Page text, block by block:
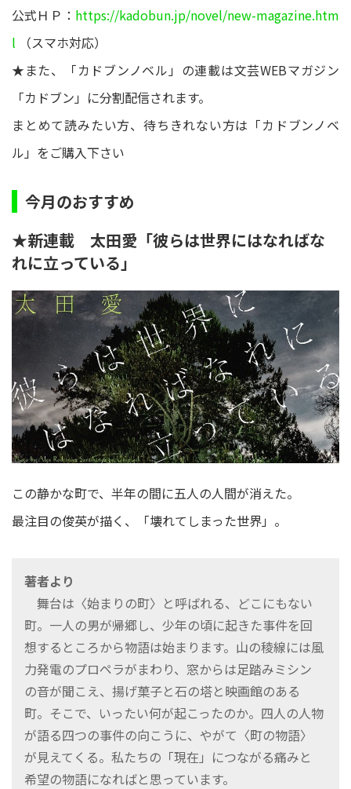
公式ＨＰ： https://kadobun.jp/novel/new-magazine.htm
l
（スマホ対応）
★また、「カドブンノベル」の連載は文芸WEBマガジン
「カドブン」に分割配信されます。
まとめて読みたい方、待ちきれない方は「カドブンノベ
ル」をご購入下さい
今月のおすすめ
★新連載 太田愛「彼らは世界にはなればな
れに立っている」
この静かな町で、半年の間に五人の人間が消えた。
最注目の俊英が描く、「壊れてしまった世界」。
著者より
舞台は〈始まりの町〉と呼ばれる、どこにもない
町。一人の男が帰郷し、少年の頃に起きた事件を回
想するところから物語は始まります。山の稜線には風
力発電のプロペラがまわり、窓からは足踏みミシン
の音が聞こえ、揚げ菓子と石の塔と映画館のある
町。そこで、いったい何が起こったのか。四人の人物
が語る四つの事件の向こうに、やがて〈町の物語〉
が見えてくる。私たちの「現在」につながる痛みと
希望の物語になればと思っています。